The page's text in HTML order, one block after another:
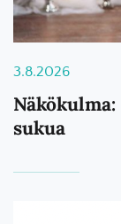
3.8.2026
sukua